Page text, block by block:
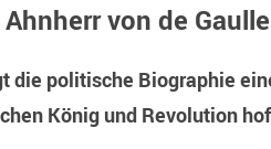
von de Gaulle
die politische Biographie
König und Revolution